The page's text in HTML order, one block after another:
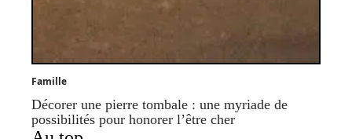
Famille
Décorer une pierre tombale : une myriade de
possibilités pour honorer l’être cher